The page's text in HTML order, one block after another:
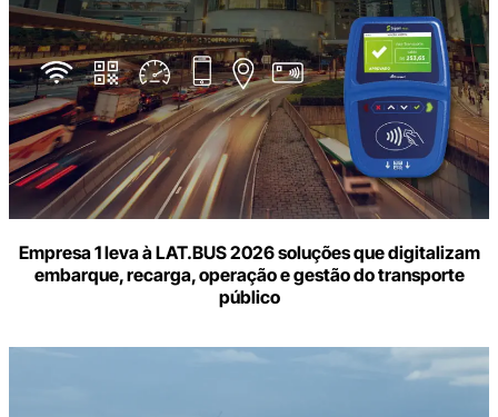
Empresa 1 leva à LAT.BUS 2026 soluções que digitalizam
embarque, recarga, operação e gestão do transporte
público